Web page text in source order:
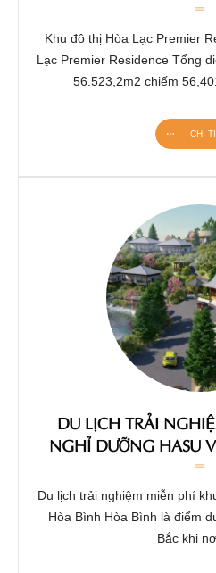
Khu đô thị Hòa Lạc Premier
Lạc Premier Residence Tổng
56.523,2m2 chiếm
CHI
DU LỊCH TRẢI
NGHỈ DƯỠNG HASU
Du lịch trải nghiệm miễn phí
Hòa Bình Hòa Bình là điểm
Bắc khi